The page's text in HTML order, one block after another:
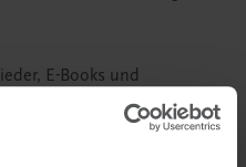
E-Books und
und freie Aufgaben)